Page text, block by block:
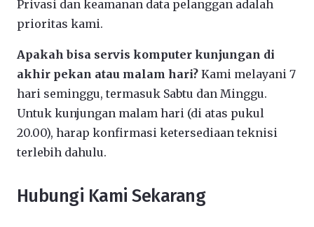
Privasi dan keamanan data pelanggan adalah
prioritas kami.
Apakah bisa servis komputer kunjungan di
akhir pekan atau malam hari? Kami melayani 7
hari seminggu, termasuk Sabtu dan Minggu.
Untuk kunjungan malam hari (di atas pukul
20.00), harap konfirmasi ketersediaan teknisi
terlebih dahulu.
Hubungi Kami Sekarang